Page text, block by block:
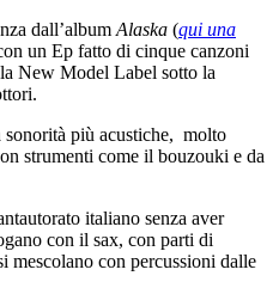
dall’album Alaska (qui una
un Ep fatto di cinque canzoni
New Model Label sotto la
sonorità più acustiche, molto
strumenti come il bouzouki e da
italiano senza aver
con il sax, con parti di
mescolano con percussioni dalle